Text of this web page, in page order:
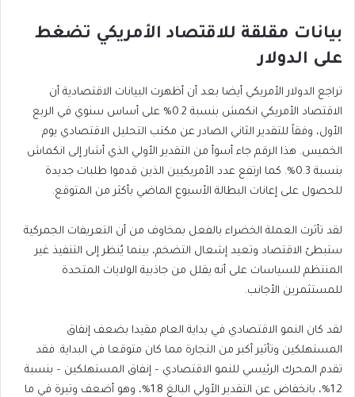
بيانات مقلقة للاقتصاد الأمريكي تضغط
على الدولار
تراجع الدولار الأمريكي أيضا بعد أن أظهرت البيانات الاقتصادية أن
الاقتصاد الأمريكي انكمش بنسبة 0.2% على أساس سنوي في الربع
الأول، وفقاً للتقدير الثاني الصادر عن مكتب التحليل الاقتصادي يوم
الخميس. هذا الرقم جاء أسوأ من التقدير الأولي الذي أشار إلى انكماش
بنسبة 0.3%. كما ارتفع عدد الأمريكيين الذين قدموا طلبات جديدة
للحصول على إعانات البطالة الأسبوع الماضي بأكثر من المتوقع.
لقد تأثرت العملة الخضراء بالفعل بمخاوف من أن التعريفات الجمركية
ستبطئ الاقتصاد وتعيد إشعال التضخم، بينما يُنظر إلى التنفيذ غير
المنتظم للسياسات على أنه يقلل من جاذبية الولايات المتحدة
للمستثمرين الأجانب.
لقد كان النمو الاقتصادي في بداية العام مقيدا بضعف إنفاق
المستهلكين وتأثير أكبر من التجارة مما كان متوقعا في البداية. فقد
تقدم المحرك الرئيسي للنمو الاقتصادي – إنفاق المستهلكين – بنسبة
1.2%، بانخفاض عن التقدير الأولي البالغ 1.8%، وهو أضعف وتيرة في ما